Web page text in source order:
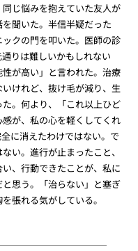
じ悩みを抱えていた友人が
聞いた。半信半疑だった
クの門を叩いた。医師の診
りは難しいかもしれない
が高い」と言われた。治療
けれど、抜け毛が減り、生
。何より、「これ以上ひど
が、私の心を軽くしてくれ
に消えたわけではない。で
い。進行が止まったこと、
、行動できたことが、私に
思う。「治らない」と塞ぎ
張れる気がしている。